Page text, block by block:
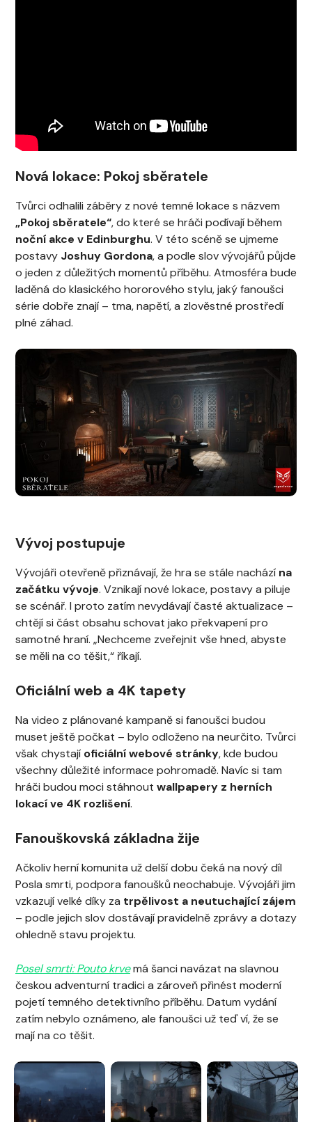
Nová lokace: Pokoj sběratele
Tvůrci odhalili záběry z nové temné lokace s názvem
„Pokoj sběratele“, do které se hráči podívají během
noční akce v Edinburghu. V této scéně se ujmeme
postavy Joshuy Gordona, a podle slov vývojářů půjde
o jeden z důležitých momentů příběhu. Atmosféra bude
laděná do klasického hororového stylu, jaký fanoušci
série dobře znají – tma, napětí, a zlověstné prostředí
plné záhad.
Vývoj postupuje
Vývojáři otevřeně přiznávají, že hra se stále nachází na
začátku vývoje. Vznikají nové lokace, postavy a piluje
se scénář. I proto zatím nevydávají časté aktualizace –
chtějí si část obsahu schovat jako překvapení pro
samotné hraní. „Nechceme zveřejnit vše hned, abyste
se měli na co těšit,“ říkají.
Oficiální web a 4K tapety
Na video z plánované kampaně si fanoušci budou
muset ještě počkat – bylo odloženo na neurčito. Tvůrci
však chystají oficiální webové stránky, kde budou
všechny důležité informace pohromadě. Navíc si tam
hráči budou moci stáhnout wallpapery z herních
lokací ve 4K rozlišení.
Fanouškovská základna žije
Ačkoliv herní komunita už delší dobu čeká na nový díl
Posla smrti, podpora fanoušků neochabuje. Vývojáři jim
vzkazují velké díky za trpělivost a neutuchající zájem
– podle jejich slov dostávají pravidelně zprávy a dotazy
ohledně stavu projektu.
Posel smrti: Pouto krvemá šanci navázat na slavnou
českou adventurní tradici a zároveň přinést moderní
pojetí temného detektivního příběhu. Datum vydání
zatím nebylo oznámeno, ale fanoušci už teď ví, že se
mají na co těšit.